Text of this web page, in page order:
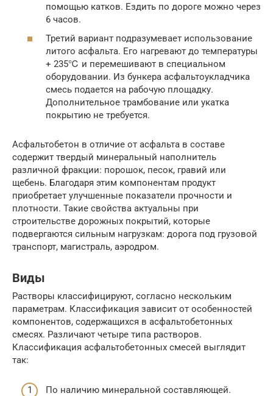
помощью катков. Ездить по дороге можно через
6 часов.
Третий вариант подразумевает использование
литого асфальта. Его нагревают до температуры
+ 235℃ и перемешивают в специальном
оборудовании. Из бункера асфальтоукладчика
смесь подается на рабочую площадку.
Дополнительное трамбование или укатка
покрытию не требуется.
Асфальтобетон в отличие от асфальта в составе
содержит твердый минеральный наполнитель
различной фракции: порошок, песок, гравий или
щебень. Благодаря этим компонентам продукт
приобретает улучшенные показатели прочности и
плотности. Такие свойства актуальны при
строительстве дорожных покрытий, которые
подвергаются сильным нагрузкам: дорога под грузовой
транспорт, магистраль, аэродром.
Виды
Растворы классифицируют, согласно нескольким
параметрам. Классификация зависит от особенностей
компонентов, содержащихся в асфальтобетонных
смесях. Различают четыре типа растворов.
Классификация асфальтобетонных смесей выглядит
так:
По наличию минеральной составляющей.